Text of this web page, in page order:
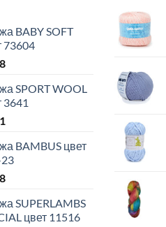
BABY SOFT
73604
SPORT WOOL
3641
BAMBUS цвет
SUPERLAMBS
цвет 11516